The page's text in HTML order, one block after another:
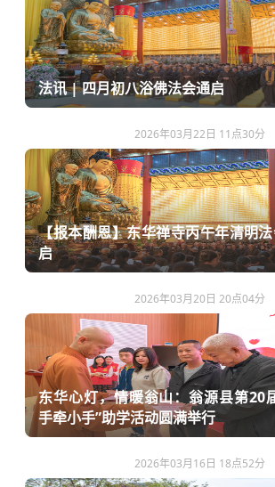
法讯 | 四月初八浴佛法会通启
2026年03月22日 11点30分
【报本酬恩】东华禅寺丙午年清明
启
2026年03月20日 20点04分
东华心灯，情暖翁山：翁源县第20
手牵小手”助学活动圆满举行
2026年03月16日 18点52分